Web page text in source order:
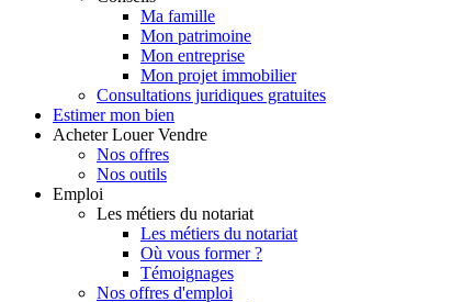
Ma famille
Mon patrimoine
Mon entreprise
Mon projet immobilier
Consultations juridiques gratuites
Estimer mon bien
Acheter Louer Vendre
Nos offres
Nos outils
Emploi
Les métiers du notariat
Les métiers du notariat
Où vous former ?
Témoignages
Nos offres d'emploi